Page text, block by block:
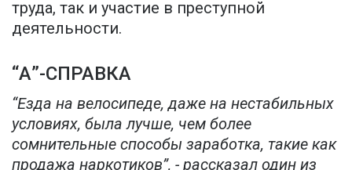
труда, так и участие в преступной
деятельности.
“А”-СПРАВКА
“Езда на велосипеде, даже на нестабильных
условиях, была лучше, чем более
сомнительные способы заработка, такие как
продажа наркотиков”, - рассказал один из